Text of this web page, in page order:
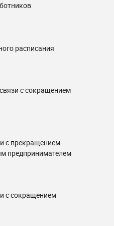
расписания
с сокращением
с прекращением
предпринимателем
с сокращением